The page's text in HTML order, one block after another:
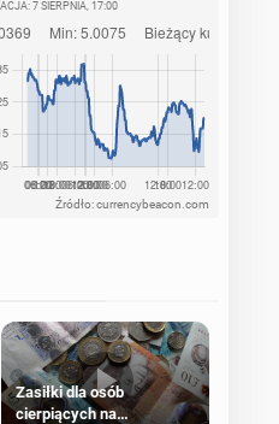
7 SIERPNIA, 17:00
Źródło: currencybeacon.com
Zasiłki dla osób
cierpiących na